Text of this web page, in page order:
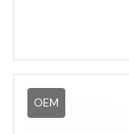
OEM